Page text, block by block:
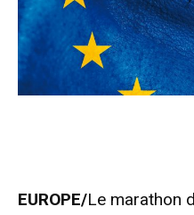
EUROPE/Le marathon